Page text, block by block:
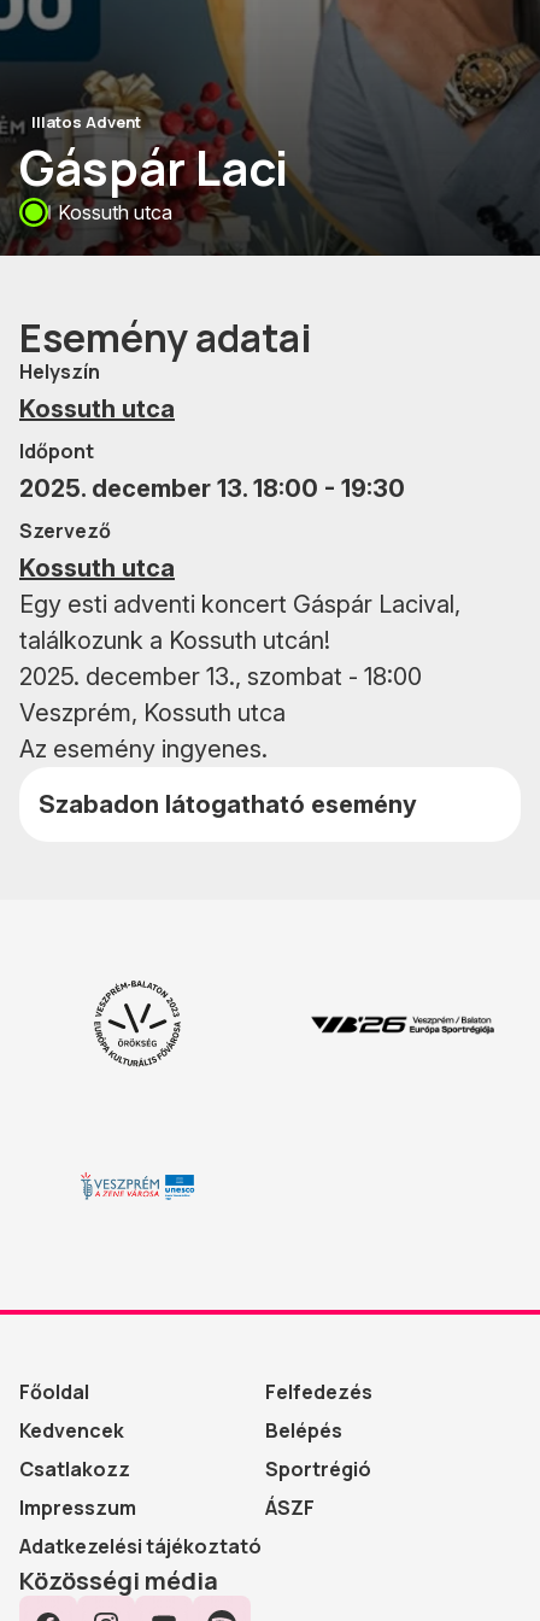
Illatos Advent
Gáspár Laci
Kossuth utca
Esemény adatai
Helyszín
Kossuth utca
Időpont
2025. december 13. 18:00 - 19:30
Szervező
Kossuth utca
Egy esti adventi koncert Gáspár Lacival,
találkozunk a Kossuth utcán!
2025. december 13., szombat - 18:00
Veszprém, Kossuth utca
Az esemény ingyenes.
Szabadon látogatható esemény
Főoldal
Felfedezés
Kedvencek
Belépés
Csatlakozz
Sportrégió
Impresszum
ÁSZF
Adatkezelési tájékoztató
Közösségi média